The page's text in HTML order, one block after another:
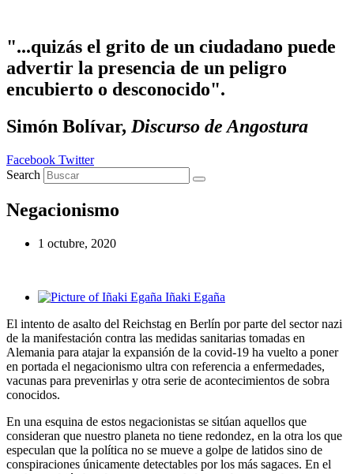
"...quizás el grito de un ciudadano puede
advertir la presencia de un peligro
encubierto o desconocido".
Simón Bolívar, Discurso de Angostura
Facebook Twitter
Search
Negacionismo
1 octubre, 2020
Iñaki Egaña
El intento de asalto del Reichstag en Berlín por parte del sector nazi
de la manifestación contra las medidas sanitarias tomadas en
Alemania para atajar la expansión de la covid-19 ha vuelto a poner
en portada el negacionismo ultra con referencia a enfermedades,
vacunas para prevenirlas y otra serie de acontecimientos de sobra
conocidos.
En una esquina de estos negacionistas se sitúan aquellos que
consideran que nuestro planeta no tiene redondez, en la otra los que
especulan que la política no se mueve a golpe de latidos sino de
conspiraciones únicamente detectables por los más sagaces. En el